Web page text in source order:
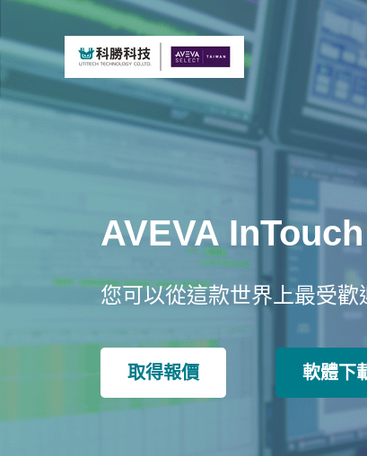
AVEVA
您可以從這款世界上最受
取得報價 軟體下